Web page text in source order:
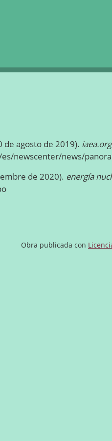
de agosto de 2019). iaea.org
newscenter/news/
de 2020). energía
Obra publicada con